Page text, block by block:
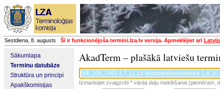
Sestdiena, 8. augusts Šī ir funkcionējoša termini.lza.lv versija. Apmeklējiet arī
Sākumlapa
Terminu datubāze
Struktūra un principi
Apakškomisijas
AkadTerm – plašākā latviešu
Izmantojiet zvaigznīti * vārda daļu meklēšanai (piemēram,